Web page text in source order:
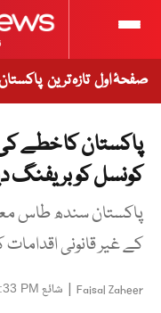
صفحۂ اول تازہ ترین
پاکستان کا خطے کی
کونسل کو بریفنگ
پاکستان سندھ طاس
کے غیر قانونی
Faisal Zaheer
| شائع PM